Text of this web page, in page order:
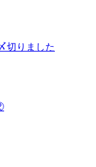
切りました